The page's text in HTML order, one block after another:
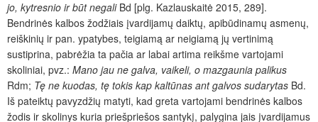
jo, kytresnio ir būt negaliBd [plg. Kazlauskaitė 2015, 289].
Bendrinės kalbos žodžiais įvardijamų daiktų, apibūdinamų asmenų,
reiškinių ir pan. ypatybes, teigiamą ar neigiamą jų vertinimą
sustiprina, pabrėžia ta pačia ar labai artima reikšme vartojami
skoliniai, pvz.: Mano jau ne galva, vaikeli, o mazgaunia palikus
Rdm; Tę ne kuodas, tę tokis kap kaltūnas ant galvos sudarytas Bd.
Iš pateiktų pavyzdžių matyti, kad greta vartojami bendrinės kalbos
žodis ir skolinys kuria priešpriešos santykį, palygina jais įvardijamus